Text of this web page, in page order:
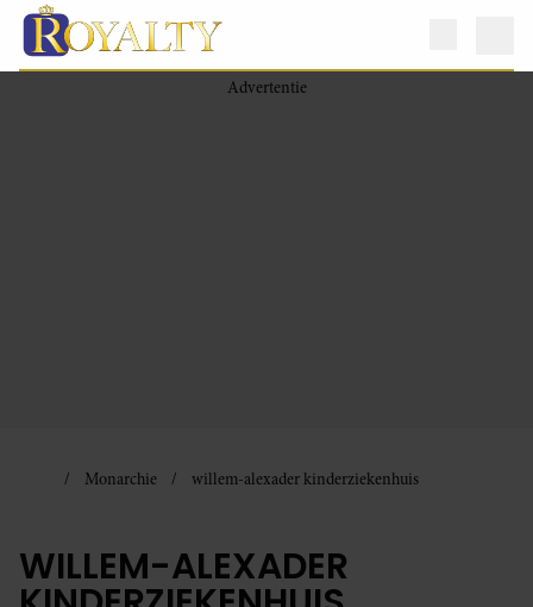
Monarchie willem-alexader kinderziekenhuis
WILLEM-ALEXADER